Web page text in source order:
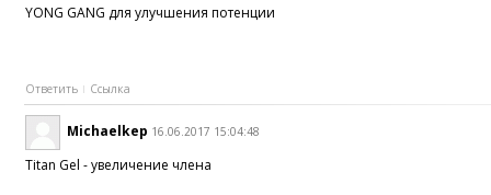
YONG GANG для улучшения потенции
Ответить Ссылка
Michaelkep 16.06.2017 15:04:48
Titan Gel - увеличение члена